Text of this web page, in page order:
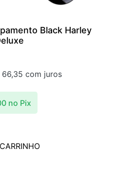
Black Harley
66,35 com juros
no Pix